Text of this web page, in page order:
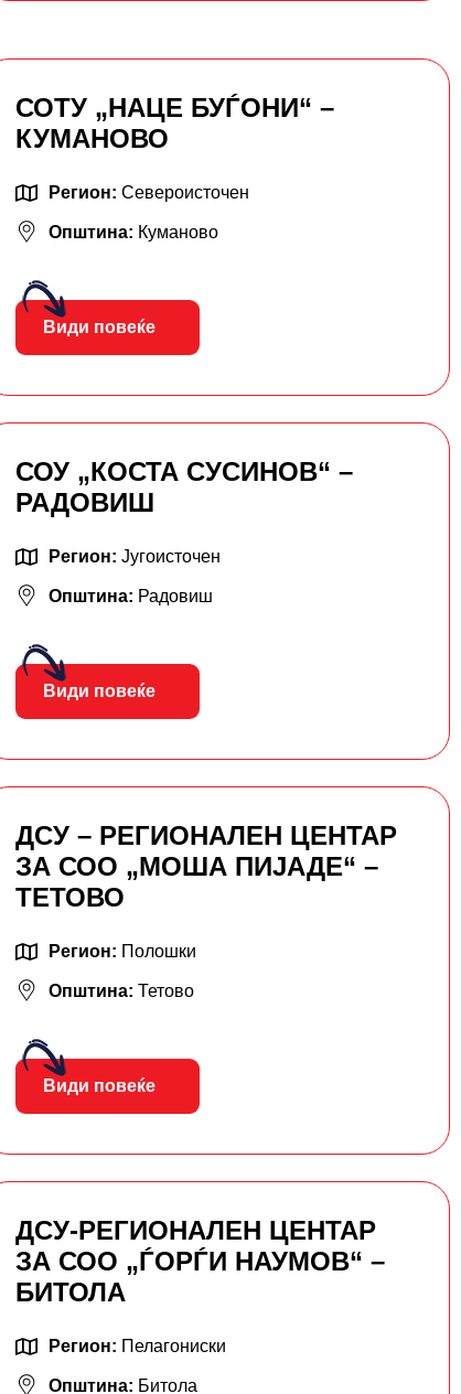
СОТУ „НАЦЕ БУЃОНИ“ –
КУМАНОВО
Регион: Североисточен
Општина: Куманово
Види повеќе
СОУ „КОСТА СУСИНОВ“ –
РАДОВИШ
Регион: Југоисточен
Општина: Радовиш
Види повеќе
ДСУ – РЕГИОНАЛЕН ЦЕНТАР
ЗА СОО „МОША ПИЈАДЕ“ –
ТЕТОВО
Регион: Полошки
Општина: Тетово
Види повеќе
ДСУ-РЕГИОНАЛЕН ЦЕНТАР
ЗА СОО „ЃОРЃИ НАУМОВ“ –
БИТОЛА
Регион: Пелагониски
Општина: Битола